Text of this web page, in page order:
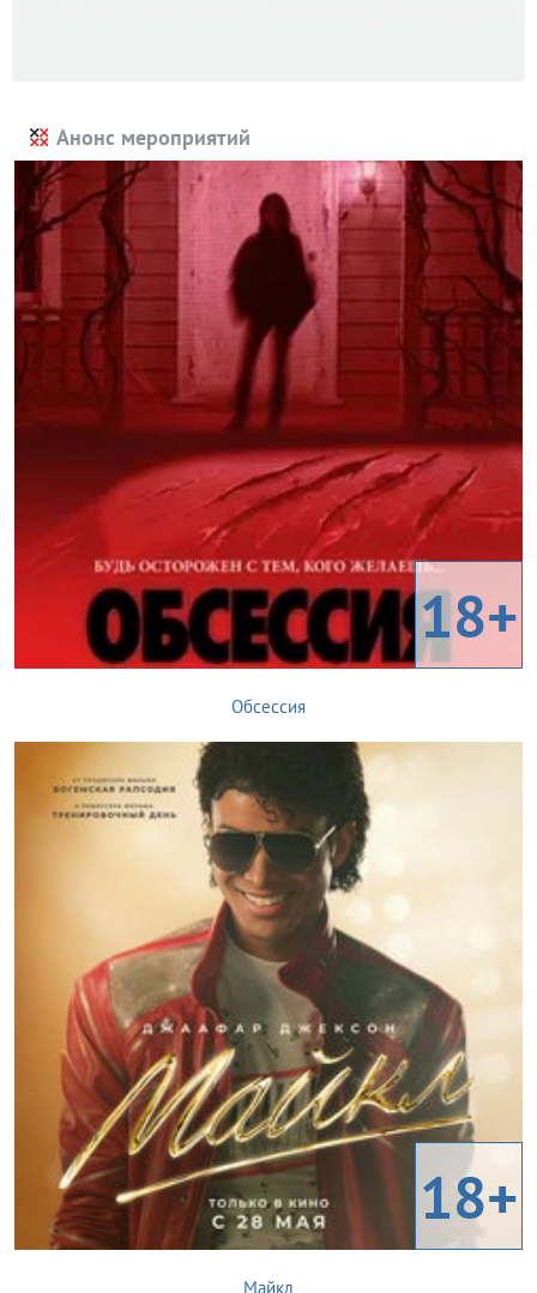
Анонс мероприятий
18+
Обсессия
18+
Майкл